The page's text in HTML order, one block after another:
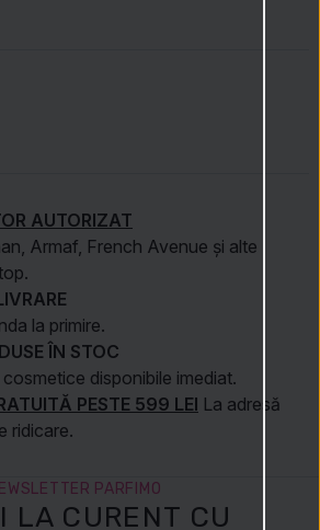
AUTORIZAT
Armaf, French Avenue și alte
la primire.
ÎN STOC
disponibile imediat.
PESTE 599 LEI La adresă
ridicare.
PARFIMO
LA CURENT CU